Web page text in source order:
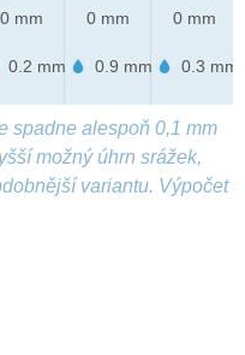
0 mm
0.2 mm
0 mm
0.9 mm
0 mm
0.3 mm
spadne alespoň 0,1 mm
možný úhrn srážek,
variantu. Výpočet